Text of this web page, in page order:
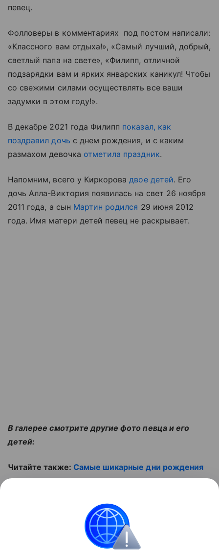
певец.
Фолловеры в комментариях под постом написали:
«Классного вам отдыха!», «Самый лучший, добрый,
светлый папа на свете», «Филипп, отличной
подзарядки вам и ярких январских каникул! Чтобы
со свежими силами осуществлять все ваши
задумки в этом году!».
В декабре 2021 года Филипп показал, как
поздравил дочь с днем рождения, и с каким
размахом девочка отметила праздник.
Напомним, всего у Киркоровадвое детей. Его
дочь Алла-Виктория появилась на свет 26 ноября
2011 года, а сын Мартин родился 29 июня 2012
года. Имя матери детей певец не раскрывает.
В галерее смотрите другие фото певца и его
детей:
Читайте также: Самые шикарные дни рождения
звездных детей во время пандемии. И смотрите
Контент недоступен